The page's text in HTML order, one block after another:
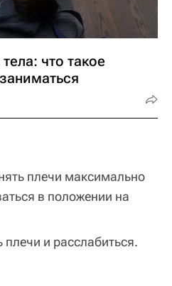
что такое
плечи максимально
в положении на
и расслабиться.